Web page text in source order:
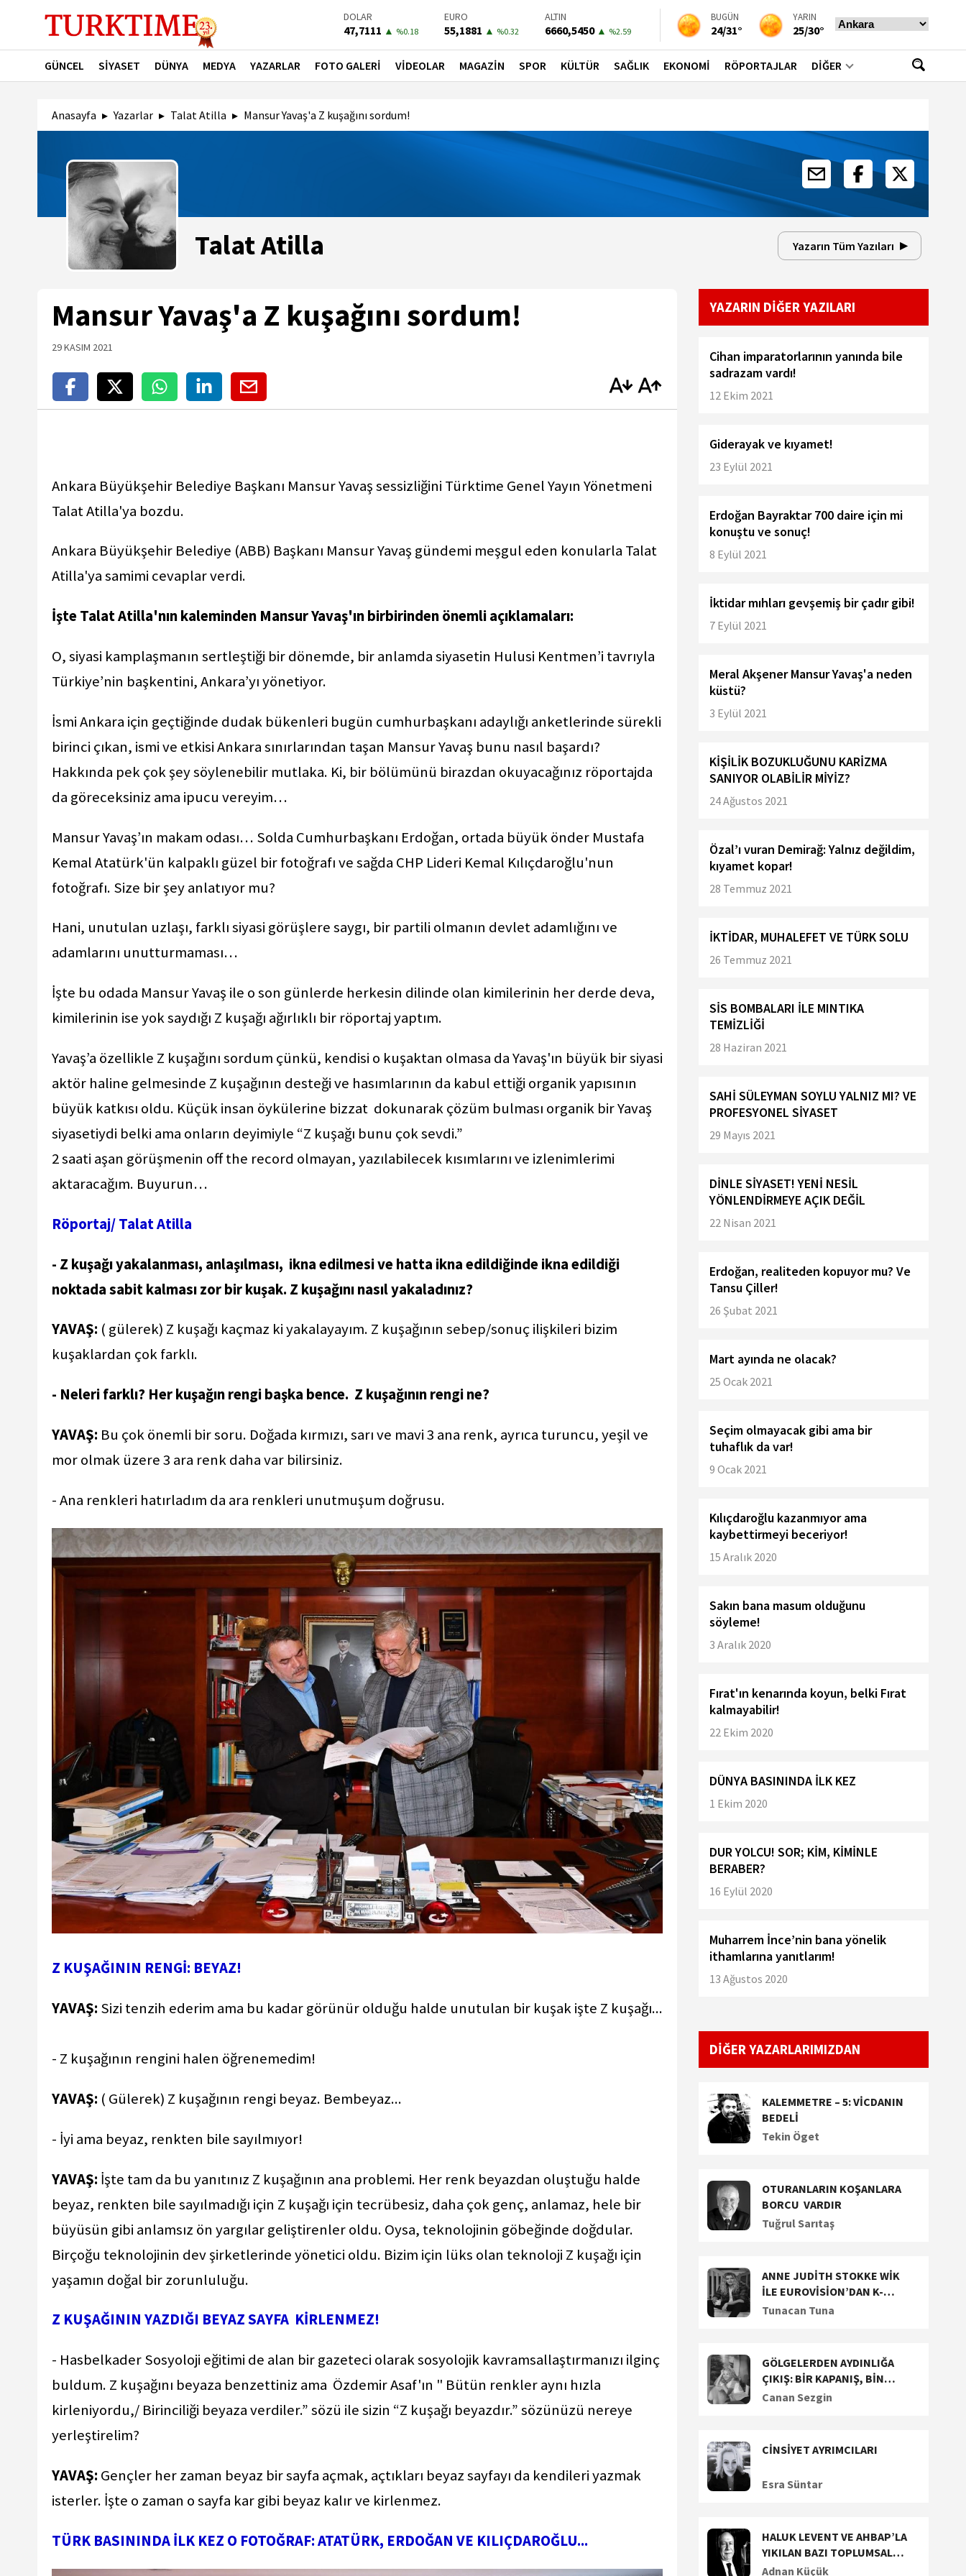
BIST-100
13779,39▼ %-0.14
PETROL
81,4900 ▼ %-1.56
BONO
41,3000▼ %-0.55
BUGÜN
24/31°
YARIN
25/30°
GÜNCEL SİYASET DÜNYA MEDYA YAZARLAR FOTO GALERİ VİDEOLAR MAGAZİN SPOR KÜLTÜR SAĞLIK EKONOMİ RÖPORTAJLAR DİĞER
Anasayfa Yazarlar Talat Atilla Mansur Yavaş'a Z kuşağını sordum!
Talat Atilla Yazarın Tüm Yazıları
Mansur Yavaş'a Z kuşağını sordum!
29 KASIM 2021
Ankara Büyükşehir Belediye Başkanı Mansur Yavaş sessizliğini Türktime Genel Yayın Yönetmeni
Talat Atilla'ya bozdu.
Ankara Büyükşehir Belediye (ABB) Başkanı Mansur Yavaş gündemi meşgul eden konularla Talat
Atilla'ya samimi cevaplar verdi.
İşte Talat Atilla'nın kaleminden Mansur Yavaş'ın birbirinden önemli açıklamaları:
O, siyasi kamplaşmanın sertleştiği bir dönemde, bir anlamda siyasetin Hulusi Kentmen’i tavrıyla
Türkiye’nin başkentini, Ankara’yı yönetiyor.
İsmi Ankara için geçtiğinde dudak bükenleri bugün cumhurbaşkanı adaylığı anketlerinde sürekli
birinci çıkan, ismi ve etkisi Ankara sınırlarından taşan Mansur Yavaş bunu nasıl başardı?
Hakkında pek çok şey söylenebilir mutlaka. Ki, bir bölümünü birazdan okuyacağınız röportajda
da göreceksiniz ama ipucu vereyim…
Mansur Yavaş’ın makam odası… Solda Cumhurbaşkanı Erdoğan, ortada büyük önder Mustafa
Kemal Atatürk'ün kalpaklı güzel bir fotoğrafı ve sağda CHP Lideri Kemal Kılıçdaroğlu'nun
fotoğrafı. Size bir şey anlatıyor mu?
Hani, unutulan uzlaşı, farklı siyasi görüşlere saygı, bir partili olmanın devlet adamlığını ve
adamlarını unutturmaması…
İşte bu odada Mansur Yavaş ile o son günlerde herkesin dilinde olan kimilerinin her derde deva,
kimilerinin ise yok saydığı Z kuşağı ağırlıklı bir röportaj yaptım.
Yavaş’a özellikle Z kuşağını sordum çünkü, kendisi o kuşaktan olmasa da Yavaş'ın büyük bir siyasi
aktör haline gelmesinde Z kuşağının desteği ve hasımlarının da kabul ettiği organik yapısının
büyük katkısı oldu. Küçük insan öykülerine bizzat dokunarak çözüm bulması organik bir Yavaş
siyasetiydi belki ama onların deyimiyle “Z kuşağı bunu çok sevdi.”
2 saati aşan görüşmenin off the record olmayan, yazılabilecek kısımlarını ve izlenimlerimi
aktaracağım. Buyurun…
Röportaj/ Talat Atilla
- Z kuşağı yakalanması, anlaşılması, ikna edilmesi ve hatta ikna edildiğinde ikna edildiği
noktada sabit kalması zor bir kuşak. Z kuşağını nasıl yakaladınız?
YAVAŞ: ( gülerek) Z kuşağı kaçmaz ki yakalayayım. Z kuşağının sebep/sonuç ilişkileri bizim
kuşaklardan çok farklı.
- Neleri farklı? Her kuşağın rengi başka bence. Z kuşağının rengi ne?
YAVAŞ: Bu çok önemli bir soru. Doğada kırmızı, sarı ve mavi 3 ana renk, ayrıca turuncu, yeşil ve
mor olmak üzere 3 ara renk daha var bilirsiniz.
- Ana renkleri hatırladım da ara renkleri unutmuşum doğrusu.
Z KUŞAĞININ RENGİ: BEYAZ!
YAVAŞ: Sizi tenzih ederim ama bu kadar görünür olduğu halde unutulan bir kuşak işte Z kuşağı...
- Z kuşağının rengini halen öğrenemedim!
YAVAŞ: ( Gülerek) Z kuşağının rengi beyaz. Bembeyaz...
- İyi ama beyaz, renkten bile sayılmıyor!
YAVAŞ: İşte tam da bu yanıtınız Z kuşağının ana problemi. Her renk beyazdan oluştuğu halde
beyaz, renkten bile sayılmadığı için Z kuşağı için tecrübesiz, daha çok genç, anlamaz, hele bir
büyüsün gibi anlamsız ön yargılar geliştirenler oldu. Oysa, teknolojinin göbeğinde doğdular.
Birçoğu teknolojinin dev şirketlerinde yönetici oldu. Bizim için lüks olan teknoloji Z kuşağı için
yaşamın doğal bir zorunluluğu.
Z KUŞAĞININ YAZDIĞI BEYAZ SAYFA KİRLENMEZ!
- Hasbelkader Sosyoloji eğitimi de alan bir gazeteci olarak sosyolojik kavramsallaştırmanızı ilginç
buldum. Z kuşağını beyaza benzettiniz ama Özdemir Asaf'ın " Bütün renkler aynı hızla
kirleniyordu,/ Birinciliği beyaza verdiler.” sözü ile sizin “Z kuşağı beyazdır.” sözünüzü nereye
yerleştirelim?
YAVAŞ: Gençler her zaman beyaz bir sayfa açmak, açtıkları beyaz sayfayı da kendileri yazmak
isterler. İşte o zaman o sayfa kar gibi beyaz kalır ve kirlenmez.
TÜRK BASININDA İLK KEZ O FOTOĞRAF: ATATÜRK, ERDOĞAN VE KILIÇDAROĞLU...
YAZARIN DİĞER YAZILARI
Cihan imparatorlarının yanında bile
sadrazam vardı!
12 Ekim 2021
Giderayak ve kıyamet!
23 Eylül 2021
Erdoğan Bayraktar 700 daire için mi
konuştu ve sonuç!
8 Eylül 2021
İktidar mıhları gevşemiş bir çadır gibi!
7 Eylül 2021
Meral Akşener Mansur Yavaş'a neden
küstü?
3 Eylül 2021
KİŞİLİK BOZUKLUĞUNU KARİZMA
SANIYOR OLABİLİR MİYİZ?
24 Ağustos 2021
Özal’ı vuran Demirağ: Yalnız değildim,
kıyamet kopar!
28 Temmuz 2021
İKTİDAR, MUHALEFET VE TÜRK SOLU
26 Temmuz 2021
SİS BOMBALARI İLE MINTIKA
TEMİZLİĞİ
28 Haziran 2021
SAHİ SÜLEYMAN SOYLU YALNIZ MI? VE
PROFESYONEL SİYASET
29 Mayıs 2021
DİNLE SİYASET! YENİ NESİL
YÖNLENDİRMEYE AÇIK DEĞİL
22 Nisan 2021
Erdoğan, realiteden kopuyor mu? Ve
Tansu Çiller!
26 Şubat 2021
Mart ayında ne olacak?
25 Ocak 2021
Seçim olmayacak gibi ama bir
tuhaflık da var!
9 Ocak 2021
Kılıçdaroğlu kazanmıyor ama
kaybettirmeyi beceriyor!
15 Aralık 2020
Sakın bana masum olduğunu
söyleme!
3 Aralık 2020
Fırat'ın kenarında koyun, belki Fırat
kalmayabilir!
22 Ekim 2020
DÜNYA BASININDA İLK KEZ
1 Ekim 2020
DUR YOLCU! SOR; KİM, KİMİNLE
BERABER?
16 Eylül 2020
Muharrem İnce’nin bana yönelik
ithamlarına yanıtlarım!
13 Ağustos 2020
DİĞER YAZARLARIMIZDAN
KALEMMETRE – 5: VİCDANIN
BEDELİ
Tekin Öget
OTURANLARIN KOŞANLARA
BORCU VARDIR
Tuğrul Sarıtaş
ANNE JUDİTH STOKKE WİK
İLE EUROVİSİON’DAN K-
POP’A UZANAN YARATICI
Tunacan Tuna
GÖLGELERDEN AYDINLIĞA
ÇIKIŞ: BİR KAPANIŞ, BİN
BAŞLANGIÇ!
Canan Sezgin
CİNSİYET AYRIMCILARI
Esra Süntar
HALUK LEVENT VE AHBAP’LA
YIKILAN BAZI TOPLUMSAL
DEĞERLERİMİZ (1)
Adnan Küçük